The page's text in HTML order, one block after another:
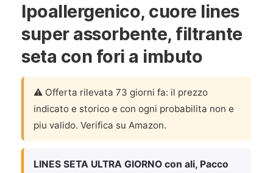
Ipoallergenico, cuore lines
super assorbente, filtrante
seta con fori a imbuto
⚠️ Offerta rilevata 73 giorni fa: il prezzo
indicato e storico e con ogni probabilita non e
piu valido. Verifica su Amazon.
LINES SETA ULTRA GIORNO con ali, Pacco